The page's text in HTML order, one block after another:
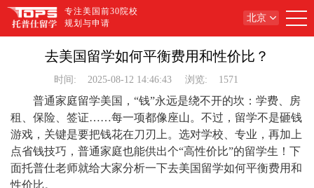
专注美国前30院校
规划与申请
北京
去美国留学如何平衡费用和性价比？
时间: 2025-08-12 14:46:43 浏览: 1571
普通家庭留学美国，“钱”永远是绕不开的坎：学费、房
租、保险、签证……每一项都像座山。不过，留学不是砸钱
游戏，关键是要把钱花在刀刃上。选对学校、专业，再加上
点省钱技巧，普通家庭也能供出个“高性价比”的留学生！下
面托普仕老师就给大家分析一下去美国留学如何平衡费用和
性价比。